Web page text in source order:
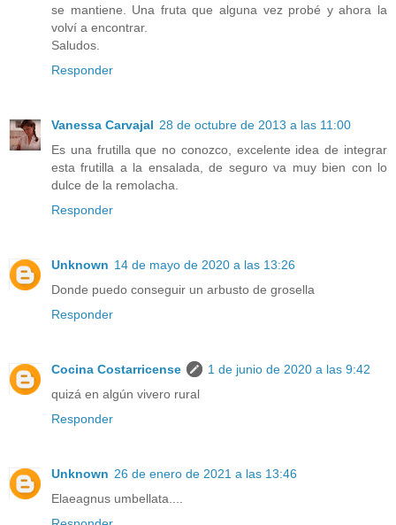
se mantiene. Una fruta que alguna vez probé y ahora la
volví a encontrar.
Saludos.
Responder
Vanessa Carvajal 28 de octubre de 2013 a las 11:00
Es una frutilla que no conozco, excelente idea de integrar
esta frutilla a la ensalada, de seguro va muy bien con lo
dulce de la remolacha.
Responder
Unknown 14 de mayo de 2020 a las 13:26
Donde puedo conseguir un arbusto de grosella
Responder
Cocina Costarricense
1 de junio de 2020 a las 9:42
quizá en algún vivero rural
Responder
Unknown 26 de enero de 2021 a las 13:46
Elaeagnus umbellata....